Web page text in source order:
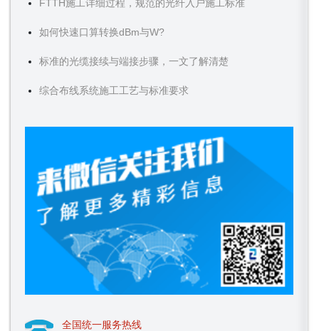
FTTH施工详细过程，规范的光纤入户施工标准
如何快速口算转换dBm与W?
标准的光缆接续与端接步骤，一文了解清楚
综合布线系统施工工艺与标准要求
全国统一服务热线